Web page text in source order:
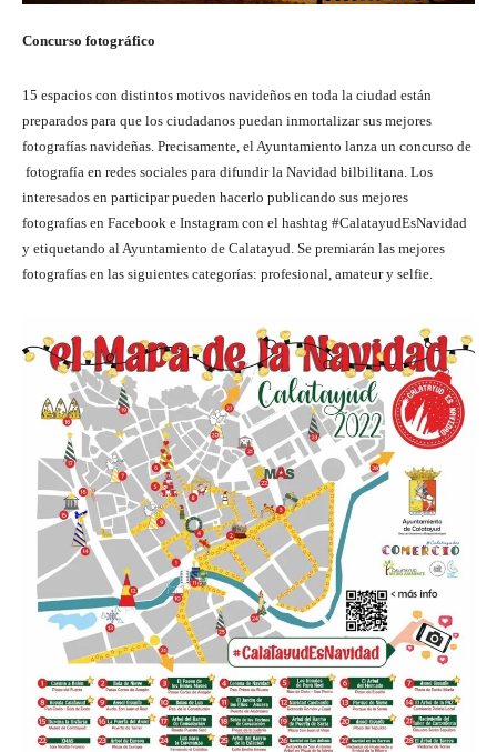
Concurso fotográfico
15 espacios con distintos motivos navideños en toda la ciudad están
preparados para que los ciudadanos puedan inmortalizar sus mejores
fotografías navideñas. Precisamente, el Ayuntamiento lanza un concurso de
fotografía en redes sociales para difundir la Navidad bilbilitana. Los
interesados en participar pueden hacerlo publicando sus mejores
fotografías en Facebook e Instagram con el hashtag #CalatayudEsNavidad
y etiquetando al Ayuntamiento de Calatayud. Se premiarán las mejores
fotografías en las siguientes categorías: profesional, amateur y selfie.